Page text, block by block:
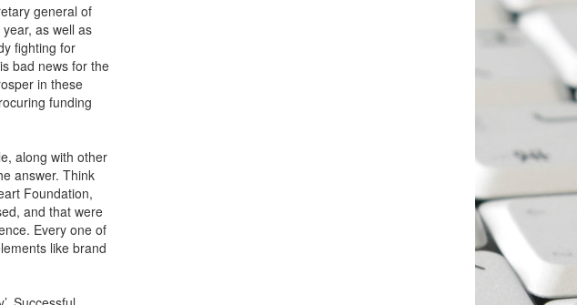
general of
as well as
fighting for
bad news for the
in these
funding
along with other
answer. Think
Foundation,
and that were
Every one of
like brand